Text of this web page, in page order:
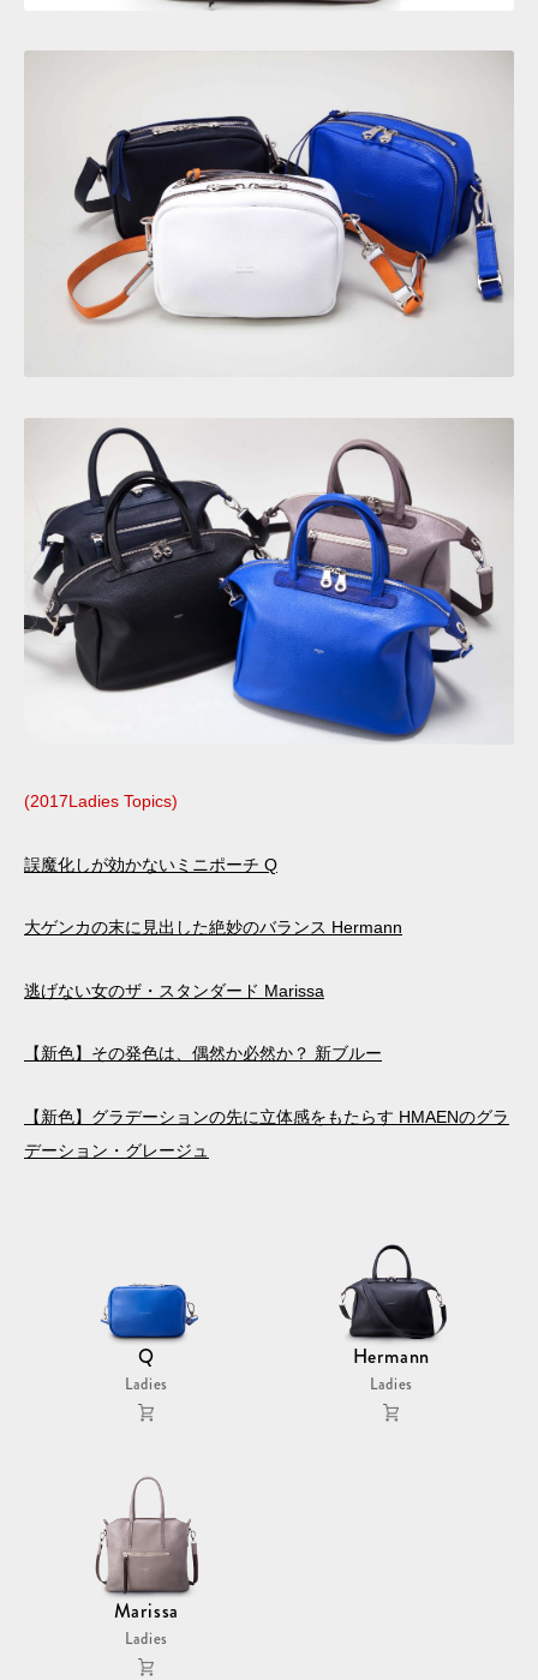
(2017Ladies Topics)
誤魔化しが効かないミニポーチ Q
大ゲンカの末に見出した絶妙のバランス Hermann
逃げない女のザ・スタンダード Marissa
【新色】その発色は、偶然か必然か？ 新ブルー
【新色】グラデーションの先に立体感をもたらす HMAENのグラ
デーション・グレージュ
Q
Ladies
Hermann
Ladies
Marissa
Ladies